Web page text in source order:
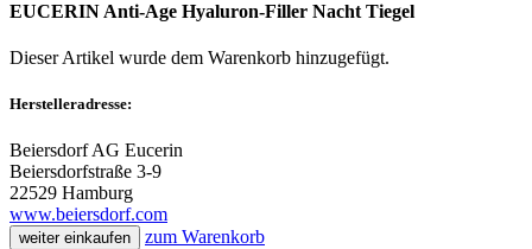
EUCERIN Anti-Age Hyaluron-Filler Nacht Tiegel
Dieser Artikel wurde dem Warenkorb hinzugefügt.
Herstelleradresse:
Beiersdorf AG Eucerin
Beiersdorfstraße 3-9
22529 Hamburg
www.beiersdorf.com
weiter einkaufen zum Warenkorb